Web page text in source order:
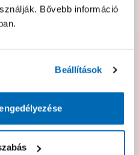
Bővebb információ
Beállítások
vagy a termék leírásában?